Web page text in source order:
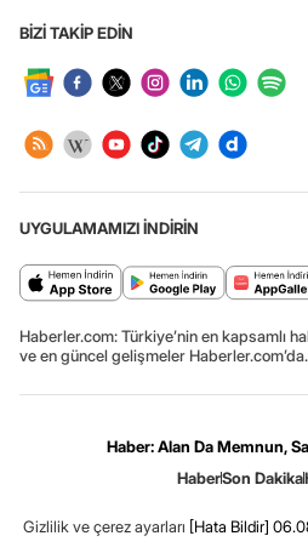
BİZİ TAKİP EDİN
UYGULAMAMIZI İNDİRİN
Haberler.com: Türkiye’nin en kapsamlı
ve en güncel gelişmeler Haberler.com’da.
Haber: Alan Da Memnun,
HaberSon Dakika
Gizlilik ve çerez ayarları [Hata Bildir]